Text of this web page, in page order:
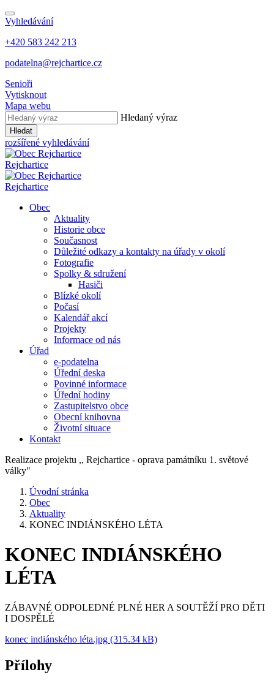
Vyhledávání
+420 583 242 213
podatelna@rejchartice.cz
Senioři
Vytisknout
Mapa webu
Hledaný výraz
Hledat
rozšířené vyhledávání
Rejchartice
Rejchartice
Obec
Aktuality
Historie obce
Současnost
Důležité odkazy a kontakty na úřady v okolí
Fotografie
Spolky & sdružení
Hasiči
Blízké okolí
Počasí
Kalendář akcí
Projekty
Informace od nás
Úřad
e-podatelna
Úřední deska
Povinné informace
Úřední hodiny
Zastupitelstvo obce
Obecní knihovna
Životní situace
Kontakt
Realizace projektu ,, Rejchartice - oprava památníku 1. světové
války"
Úvodní stránka
Obec
Aktuality
KONEC INDIÁNSKÉHO LÉTA
KONEC INDIÁNSKÉHO
LÉTA
ZÁBAVNÉ ODPOLEDNÉ PLNÉ HER A SOUTĚŽÍ PRO DĚTI
I DOSPĚLÉ
konec indiánského léta.jpg (315.34 kB)
Přílohy